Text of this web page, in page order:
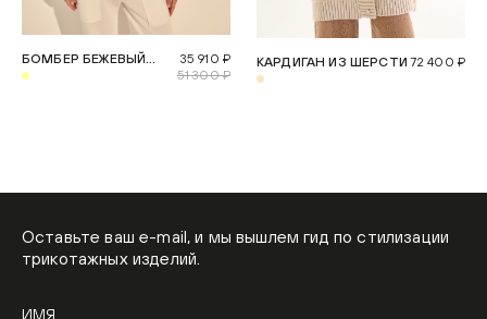
БОМБЕР БЕЖЕВЫЙ
VOILE
35 910 ₽
51 300 ₽
КАРДИГАН ИЗ ШЕРСТИ 72 400 ₽
Оставьте ваш e-mail, и мы вышлем гид по стилизации
трикотажных изделий.